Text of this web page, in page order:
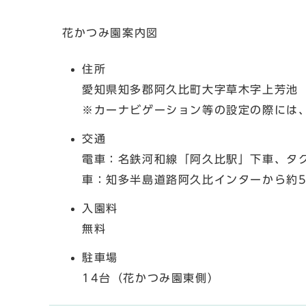
花かつみ園案内図
住所
愛知県知多郡阿久比町大字草木字上芳池
※カーナビゲーション等の設定の際には
交通
電車：名鉄河和線「阿久比駅」下車、タ
車：知多半島道路阿久比インターから約
入園料
無料
駐車場
14台（花かつみ園東側）